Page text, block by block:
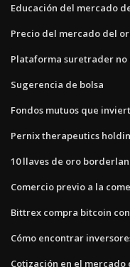
Educación del mercado
Precio del mercado del
Plataforma suretrader no
Sugerencia de bolsa
Fondos mutuos que
Pernix therapeutics
10 llaves de oro
Comercio previo a la
Bittrex compra bitcoin
Cómo encontrar
Cotización en el